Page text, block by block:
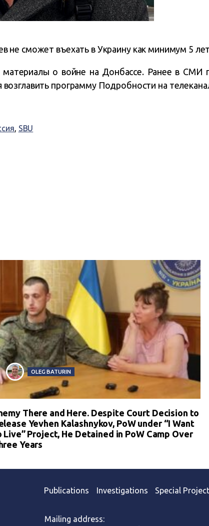
не сможет въехать в Украину как минимум 5
материалы о войне на Донбассе. Ранее в СМИ
возглавить программу Подробности на
, SBU
OLEG BATURIN
There and Here. Despite Court Decision to
Yevhen Kalashnykov, PoW under “I Want
Live” Project, He Detained in PoW Camp Over
Years
Publications Investigations Special
Mailing address: